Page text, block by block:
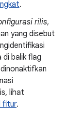
.
rilis,
yang disebut
balik flag
lihat
fitur.